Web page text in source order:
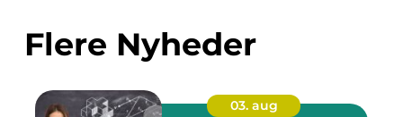
Flere Nyheder
03. aug